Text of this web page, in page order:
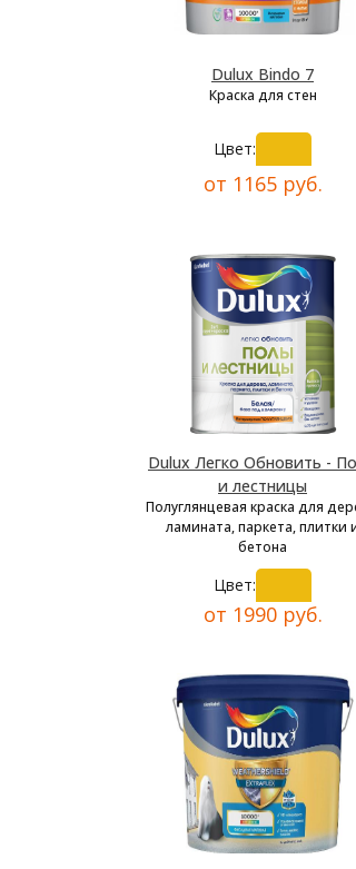
Dulux Bindo 7
Краска для стен
Цвет:
от 1165 руб.
Dulux Легко Обновить -
и лестницы
Полуглянцевая краска для
ламината, паркета, плитки
бетона
Цвет:
от 1990 руб.